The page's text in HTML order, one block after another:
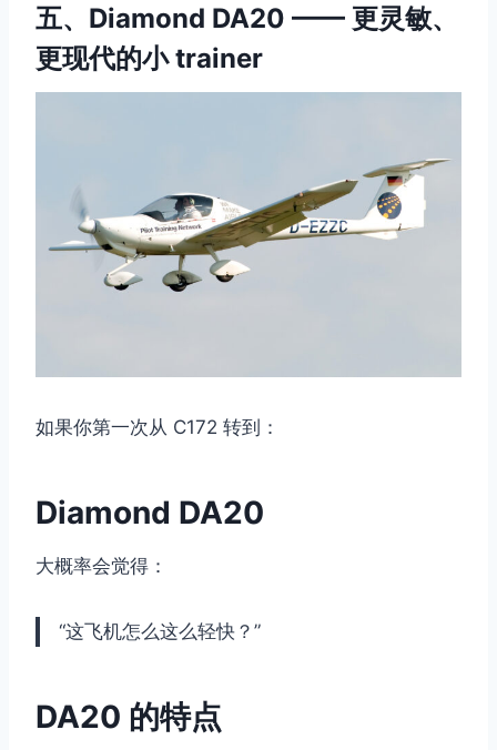
五、Diamond DA20 —— 更灵敏、
更现代的小 trainer
如果你第一次从 C172 转到：
Diamond DA20
大概率会觉得：
“这飞机怎么这么轻快？”
DA20 的特点